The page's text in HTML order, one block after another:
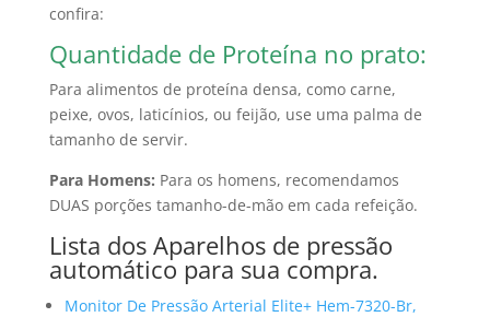
confira:
Quantidade de Proteína no prato:
Para alimentos de proteína densa, como carne,
peixe, ovos, laticínios, ou feijão, use uma palma de
tamanho de servir.
Para Homens: Para os homens, recomendamos
DUAS porções tamanho-de-mão em cada refeição.
Lista dos Aparelhos de pressão
automático para sua compra.
Monitor De Pressão Arterial Elite+ Hem-7320-Br,